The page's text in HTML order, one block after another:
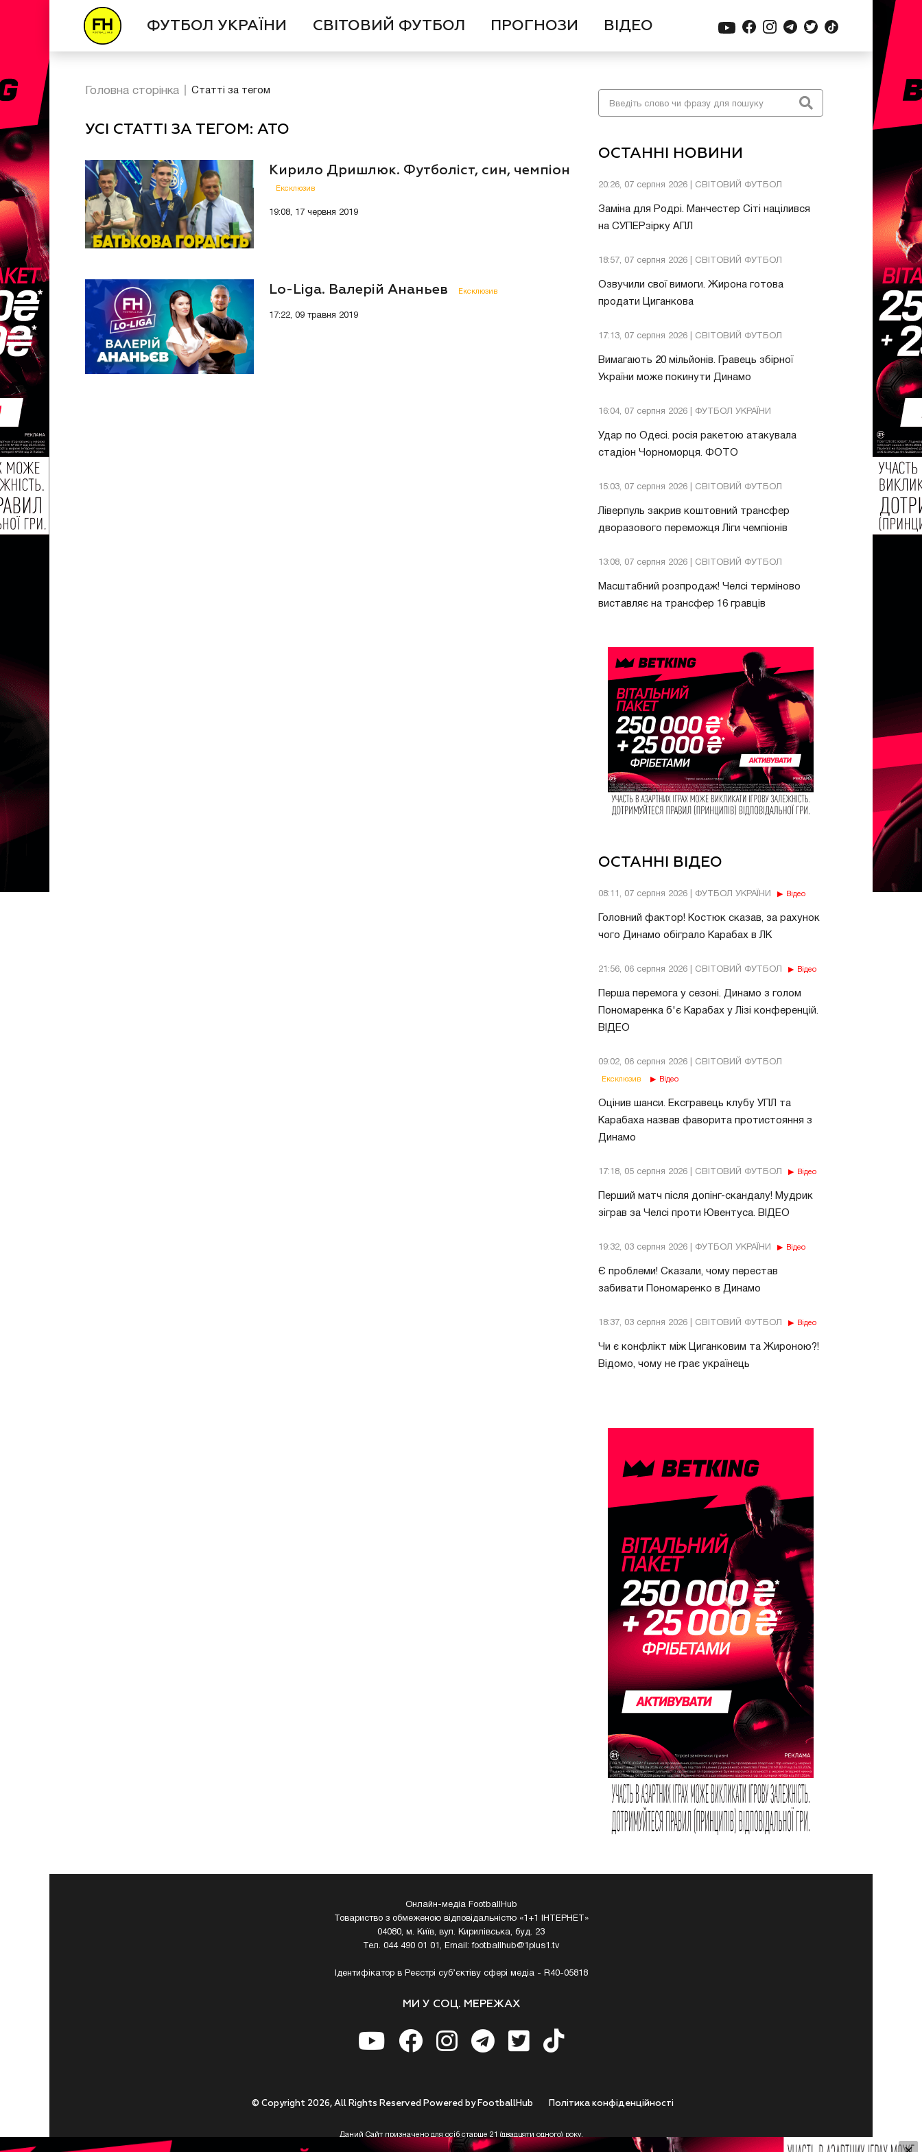
ФУТБОЛ УКРАЇНИ СВІТОВИЙ ФУТБОЛ ПРОГНОЗИ ВІДЕО
ОСТАННІ НОВИНИ
20:26, 07 серпня 2026 | СВІТОВИЙ ФУТБОЛ
Заміна для Родрі. Манчестер Сіті націлився
на СУПЕРзірку АПЛ
18:57, 07 серпня 2026 | СВІТОВИЙ ФУТБОЛ
Озвучили свої вимоги. Жирона готова
продати Циганкова
17:13, 07 серпня 2026 | СВІТОВИЙ ФУТБОЛ
Вимагають 20 мільйонів. Гравець збірної
України може покинути Динамо
16:04, 07 серпня 2026 | ФУТБОЛ УКРАЇНИ
Удар по Одесі. росія ракетою атакувала
стадіон Чорноморця. ФОТО
15:03, 07 серпня 2026 | СВІТОВИЙ ФУТБОЛ
Ліверпуль закрив коштовний трансфер
дворазового переможця Ліги чемпіонів
13:08, 07 серпня 2026 | СВІТОВИЙ ФУТБОЛ
Масштабний розпродаж! Челсі терміново
виставляє на трансфер 16 гравців
ОСТАННІ ВІДЕО
08:11, 07 серпня 2026 | ФУТБОЛ УКРАЇНИ Відео
Головний фактор! Костюк сказав, за рахунок
чого Динамо обіграло Карабах в ЛК
21:56, 06 серпня 2026 | СВІТОВИЙ ФУТБОЛ Відео
Перша перемога у сезоні. Динамо з голом
Пономаренка б'є Карабах у Лізі конференцій.
ВІДЕО
09:02, 06 серпня 2026 | СВІТОВИЙ ФУТБОЛ
Ексклюзив Відео
Оцінив шанси. Ексгравець клубу УПЛ та
Карабаха назвав фаворита протистояння з
Динамо
17:18, 05 серпня 2026 | СВІТОВИЙ ФУТБОЛ Відео
Перший матч після допінг-скандалу! Мудрик
зіграв за Челсі проти Ювентуса. ВІДЕО
19:32, 03 серпня 2026 | ФУТБОЛ УКРАЇНИ Відео
Є проблеми! Сказали, чому перестав
забивати Пономаренко в Динамо
18:37, 03 серпня 2026 | СВІТОВИЙ ФУТБОЛ Відео
Чи є конфлікт між Циганковим та Жироною?!
Відомо, чому не грає українець
Головна сторінка Статті за тегом
УСІ СТАТТІ ЗА ТЕГОМ: АТО
Кирило Дришлюк. Футболіст, син, чемпіон
Ексклюзив
19:08, 17 червня 2019
Lo-Liga. Валерій Ананьев Ексклюзив
17:22, 09 травня 2019
Онлайн-медіа FootballHub
Товариство з обмеженою відповідальністю «1+1 ІНТЕРНЕТ»
04080, м. Київ, вул. Кирилівська, буд. 23
Тел. 044 490 01 01, Email:footballhub@1plus1.tv
Ідентифікатор в Реєстрі суб’єктіву сфері медіа - R40-05818
МИ У СОЦ. МЕРЕЖАХ
Полiтика конфiденцiйностi
© Copyright 2026, All Rights Reserved Powered by FootballHub
Даний Сайт призначено для осіб старше 21 (двадцяти одного) року.
Приступаючи до використання https://footballhub.ua, Користувач цим підтверджує, що досяг 21-річного віку.